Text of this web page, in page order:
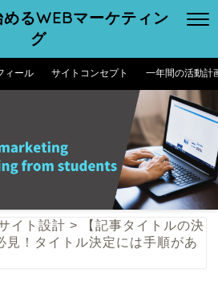
るWEBマーケティン
グ
ィール サイトコンセプト 一年間の活動計
イト設計 >
【記事タイトルの決
見！タイトル決定には手順があ